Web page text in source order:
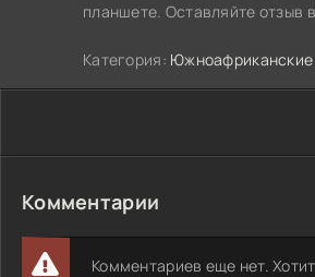
планшете. Оставляйте отзыв
Категория:
Комментарии
Комментариев еще нет.